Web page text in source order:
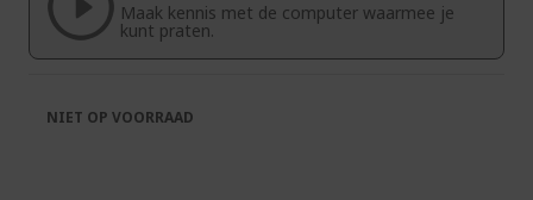
afbeeldingen-
gallerij
Maak kennis met de computer waarmee je
kunt praten.
NIET OP VOORRAAD